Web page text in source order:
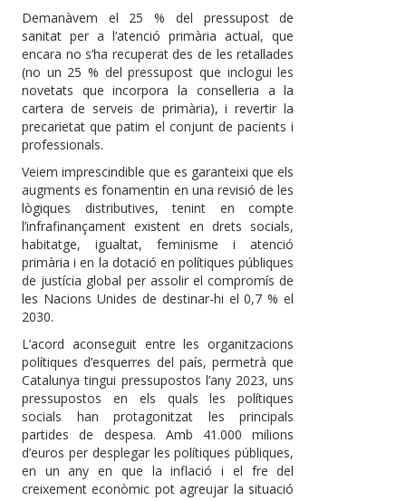
Demanàvem el 25 % del pressupost de
sanitat per a l’atenció primària actual, que
encara no s’ha recuperat des de les retallades
(no un 25 % del pressupost que inclogui les
novetats que incorpora la conselleria a la
cartera de serveis de primària), i revertir la
precarietat que patim el conjunt de pacients i
professionals.
Veiem imprescindible que es garanteixi que els
augments es fonamentin en una revisió de les
lògiques distributives, tenint en compte
l’infrafinançament existent en drets socials,
habitatge, igualtat, feminisme i atenció
primària i en la dotació en polítiques públiques
de justícia global per assolir el compromís de
les Nacions Unides de destinar-hi el 0,7 % el
2030.
L’acord aconseguit entre les organitzacions
polítiques d’esquerres del país, permetrà que
Catalunya tingui pressupostos l’any 2023, uns
pressupostos en els quals les polítiques
socials han protagonitzat les principals
partides de despesa. Amb 41.000 milions
d’euros per desplegar les polítiques públiques,
en un any en que la inflació i el fre del
creixement econòmic pot agreujar la situació